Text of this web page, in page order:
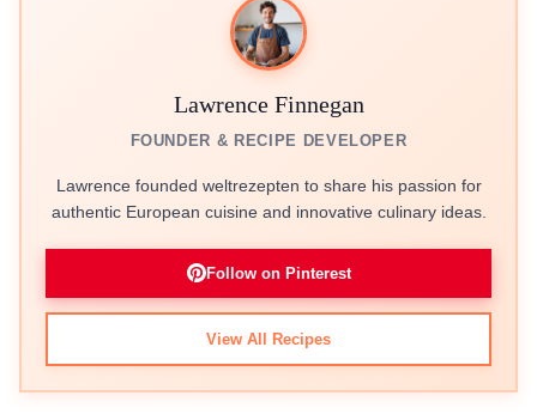
Lawrence Finnegan
FOUNDER & RECIPE DEVELOPER
Lawrence founded weltrezepten to share his passion for
authentic European cuisine and innovative culinary ideas.
Follow on Pinterest
View All Recipes